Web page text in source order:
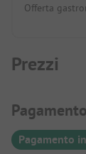
Offerta
Prezzi
Pagamento
Pagamento